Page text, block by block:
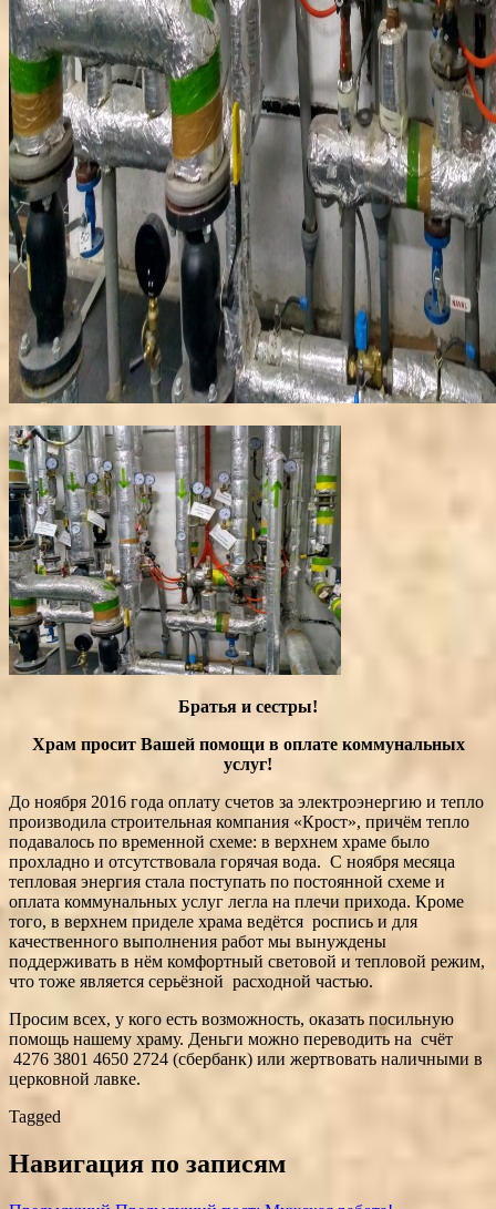
Братья и сестры!
Храм просит Вашей помощи в оплате коммунальных
услуг!
До ноября 2016 года оплату счетов за электроэнергию и тепло
производила строительная компания «Крост», причём тепло
подавалось по временной схеме: в верхнем храме было
прохладно и отсутствовала горячая вода. С ноября месяца
тепловая энергия стала поступать по постоянной схеме и
оплата коммунальных услуг легла на плечи прихода. Кроме
того, в верхнем приделе храма ведётся роспись и для
качественного выполнения работ мы вынуждены
поддерживать в нём комфортный световой и тепловой режим,
что тоже является серьёзной расходной частью.
Просим всех, у кого есть возможность, оказать посильную
помощь нашему храму. Деньги можно переводить на счёт
4276 3801 4650 2724 (сбербанк) или жертвовать наличными в
церковной лавке.
Tagged
Навигация по записям